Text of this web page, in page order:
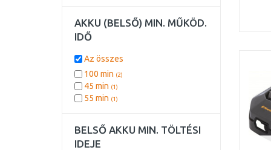
AKKU (BELSŐ) MIN. MŰKÖD.
IDŐ
Az összes
100 min (2)
45 min (1)
55 min (1)
BELSŐ AKKU MIN. TÖLTÉSI
IDEJE